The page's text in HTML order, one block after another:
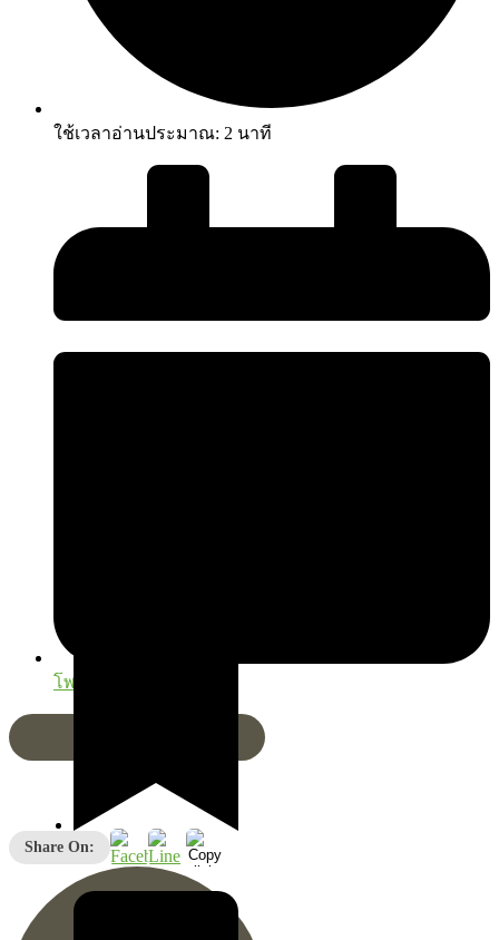
ใช้เวลาอ่านประมาณ: 2 นาที
โพสต์เมื่อ
โรคหลอดเลือดสมอง
Share On: